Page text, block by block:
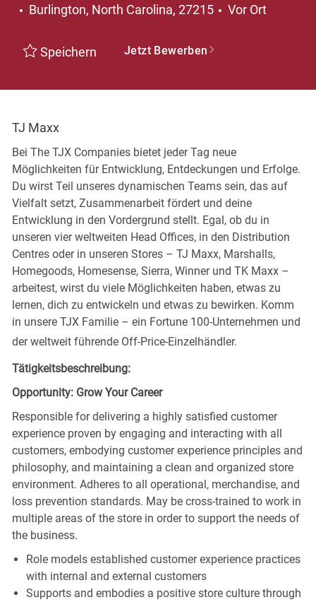
Ort
Burlington, North Carolina, 27215 Vor Ort
Speichern Jetzt Bewerben
TJ Maxx
Bei The TJX Companies bietet jeder Tag neue
Möglichkeiten für Entwicklung, Entdeckungen und Erfolge.
Du wirst Teil unseres dynamischen Teams sein, das auf
Vielfalt setzt, Zusammenarbeit fördert und deine
Entwicklung in den Vordergrund stellt. Egal, ob du in
unseren vier weltweiten Head Offices, in den Distribution
Centres oder in unseren Stores – TJ Maxx, Marshalls,
Homegoods, Homesense, Sierra, Winner und TK Maxx –
arbeitest, wirst du viele Möglichkeiten haben, etwas zu
lernen, dich zu entwickeln und etwas zu bewirken. Komm
in unsere TJX Familie – ein Fortune 100-Unternehmen und
der weltweit führende Off-Price-Einzelhändler.
Tätigkeitsbeschreibung:
Opportunity: Grow Your Career
Responsible for delivering a highly satisfied customer
experience proven by engaging and interacting with all
customers, embodying customer experience principles and
philosophy, and maintaining a clean and organized store
environment. Adheres to all operational, merchandise, and
loss prevention standards. May be cross-trained to work in
multiple areas of the store in order to support the needs of
the business.
Role models established customer experience practices
with internal and external customers
Supports and embodies a positive store culture through